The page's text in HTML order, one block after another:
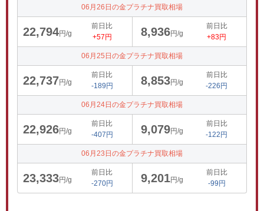
06月26日の金プラチナ買取相場
22,794円/g
前日比
+57円
8,936円/g
前日比
+83円
06月25日の金プラチナ買取相場
22,737円/g
前日比
-189円
8,853円/g
前日比
-226円
06月24日の金プラチナ買取相場
22,926円/g
前日比
-407円
9,079円/g
前日比
-122円
06月23日の金プラチナ買取相場
23,333円/g
前日比
-270円
9,201円/g
前日比
-99円